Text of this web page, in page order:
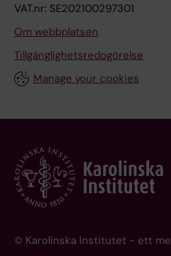
VAT.nr: SE202100297301
Om webbplatsen
Tillgänglighetsredogörelse
Manage your cookies
© Karolinska Institutet - ett